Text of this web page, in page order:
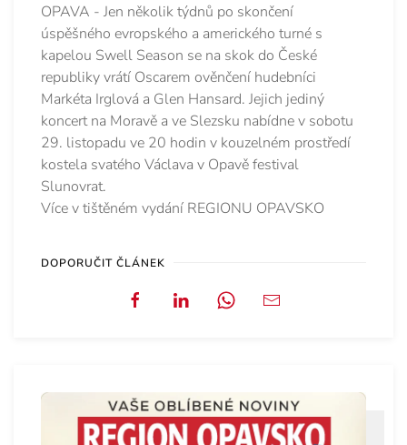
OPAVA - Jen několik týdnů po skončení
úspěšného evropského a amerického turné s
kapelou Swell Season se na skok do České
republiky vrátí Oscarem ověnčení hudebníci
Markéta Irglová a Glen Hansard. Jejich jediný
koncert na Moravě a ve Slezsku nabídne v sobotu
29. listopadu ve 20 hodin v kouzelném prostředí
kostela svatého Václava v Opavě festival
Slunovrat.
Více v tištěném vydání REGIONU OPAVSKO
DOPORUČIT ČLÁNEK